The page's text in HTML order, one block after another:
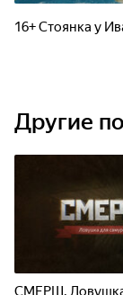
16+ Стоянка у
Другие
СМЕРШ.